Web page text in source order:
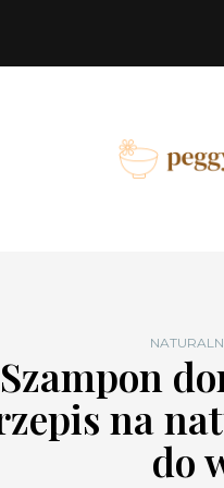
Szampon
na
do